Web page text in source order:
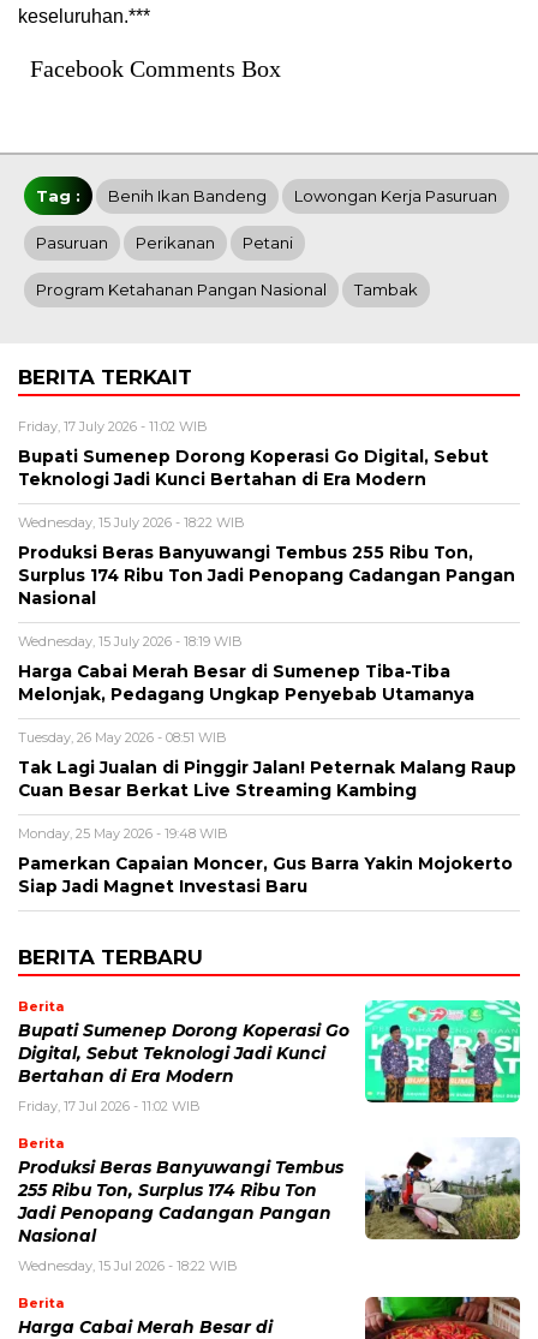
keseluruhan.***
Facebook Comments Box
Tag : Benih Ikan Bandeng Lowongan Kerja Pasuruan
Pasuruan Perikanan Petani
Program Ketahanan Pangan Nasional Tambak
BERITA TERKAIT
Friday, 17 July 2026 - 11:02 WIB
Bupati Sumenep Dorong Koperasi Go Digital, Sebut
Teknologi Jadi Kunci Bertahan di Era Modern
Wednesday, 15 July 2026 - 18:22 WIB
Produksi Beras Banyuwangi Tembus 255 Ribu Ton,
Surplus 174 Ribu Ton Jadi Penopang Cadangan Pangan
Nasional
Wednesday, 15 July 2026 - 18:19 WIB
Harga Cabai Merah Besar di Sumenep Tiba-Tiba
Melonjak, Pedagang Ungkap Penyebab Utamanya
Tuesday, 26 May 2026 - 08:51 WIB
Tak Lagi Jualan di Pinggir Jalan! Peternak Malang Raup
Cuan Besar Berkat Live Streaming Kambing
Monday, 25 May 2026 - 19:48 WIB
Pamerkan Capaian Moncer, Gus Barra Yakin Mojokerto
Siap Jadi Magnet Investasi Baru
BERITA TERBARU
Berita
Bupati Sumenep Dorong Koperasi Go
Digital, Sebut Teknologi Jadi Kunci
Bertahan di Era Modern
Friday, 17 Jul 2026 - 11:02 WIB
Berita
Produksi Beras Banyuwangi Tembus
255 Ribu Ton, Surplus 174 Ribu Ton
Jadi Penopang Cadangan Pangan
Nasional
Wednesday, 15 Jul 2026 - 18:22 WIB
Berita
Harga Cabai Merah Besar di